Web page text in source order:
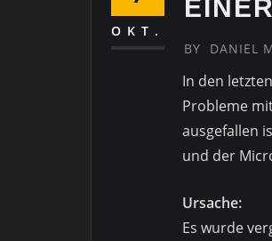
OKT.
BY DANIEL
In den
Probleme
ausgefallen
und der
Ursache:
Es wurde